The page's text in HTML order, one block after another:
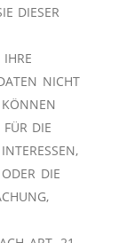
DIESER
NICHT
DIE
DIE